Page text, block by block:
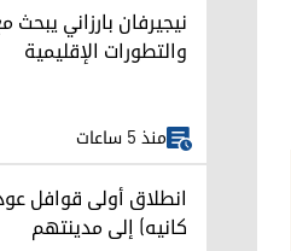
نيجيرفان بارزاني
والتطورات الإقليمية
منذ 5 ساعات
انطلاق أولى قوافل
كانيه) إلى مدينتهم